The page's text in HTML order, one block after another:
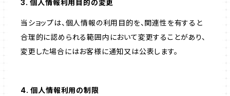
3. 個人情報利用目的の変更
当ショップは、個人情報の利用目的を、関連性を有すると
合理的に認められる範囲内において変更することがあり、
変更した場合にはお客様に通知又は公表します。
4. 個人情報利用の制限